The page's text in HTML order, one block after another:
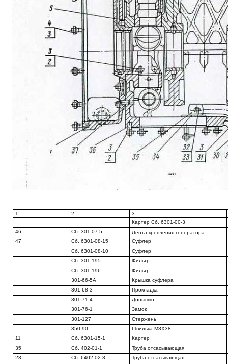
1 2
3
Картер Сб. 6301-00-3
46
Сб. 301-07-5 Лента крепления генератора
47
Сб. 6301-08-15
Суфлер
Сб. 6301-08-10
Суфлер
Сб. 301-195
Фильтр
Сб. 301-196
Фильтр
301-66-5А
Крышка суфлера
301-68-3
Прокладка
301-71-4
Донышко
301-76-1
Замок
301-127
Стержень
350-90
Шпилька М8Х38
11
Сб. 6301-15-1
Картер
35
Сб. 402-01-1
Труба отсасывающая
23
Сб. 6402-02-3
Труба отсасывающая